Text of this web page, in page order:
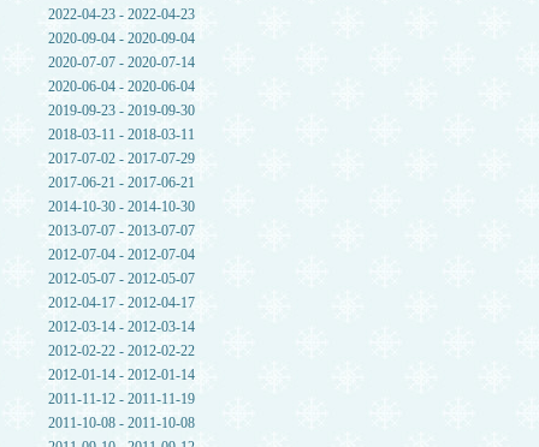
2022-04-23 - 2022-04-23
2020-09-04 - 2020-09-04
2020-07-07 - 2020-07-14
2020-06-04 - 2020-06-04
2019-09-23 - 2019-09-30
2018-03-11 - 2018-03-11
2017-07-02 - 2017-07-29
2017-06-21 - 2017-06-21
2014-10-30 - 2014-10-30
2013-07-07 - 2013-07-07
2012-07-04 - 2012-07-04
2012-05-07 - 2012-05-07
2012-04-17 - 2012-04-17
2012-03-14 - 2012-03-14
2012-02-22 - 2012-02-22
2012-01-14 - 2012-01-14
2011-11-12 - 2011-11-19
2011-10-08 - 2011-10-08